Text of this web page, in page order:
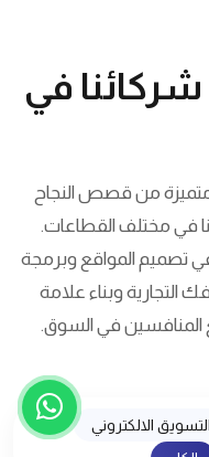
في
متميزة من قصص النجاح
في مختلف القطاعات.
تصميم المواقع وبرمجة
التجارية وبناء علامة
المنافسين في السوق.
التسويق الالكتروني